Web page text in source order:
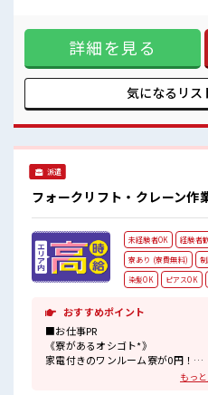
ロッカーあり！
安心してお仕事に集中♪
程よく残業あり！
≫ 新しいことにチャレン
く環境が整っています！
指していきましょう！ ≪
けの派遣のお仕事です！ ■職場の雰囲気 派手すぎなければ多
少のヘアカラーもOKな
おしゃべり！ ストレス
詳細を見る
気になるリス
派遣
フォークリフト・クレーン作
未経験者OK 経験者
寮あり (寮費無料)
染髪OK
ピアスOK
おすすめポイント
■お仕事PR
《寮があるオシゴト*》
家電付きのワンルーム寮が0円！
お仕事も住まいも同時にGETでき
もっ